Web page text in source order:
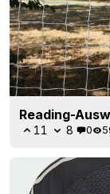
Reading-
11 8 0